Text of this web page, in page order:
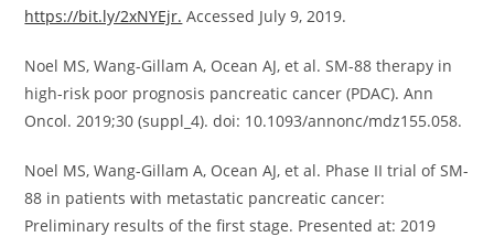
https://bit.ly/2xNYEjr. Accessed July 9, 2019.
Noel MS, Wang-Gillam A, Ocean AJ, et al. SM-88 therapy in
high-risk poor prognosis pancreatic cancer (PDAC). Ann
Oncol. 2019;30 (suppl_4). doi: 10.1093/annonc/mdz155.058.
Noel MS, Wang-Gillam A, Ocean AJ, et al. Phase II trial of SM-
88 in patients with metastatic pancreatic cancer:
Preliminary results of the first stage. Presented at: 2019